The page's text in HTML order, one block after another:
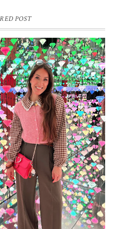
POST
ON A CUPCAKE
waarop ik even bewust op de
a Cupcake bestaat 16 jaar. Zestien.